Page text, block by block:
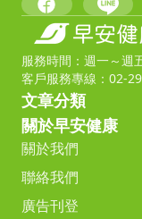
服務時間：週一～週
客戶服務專線：02-
文章分類
關於早安健康
關於我們
聯絡我們
廣告刊登